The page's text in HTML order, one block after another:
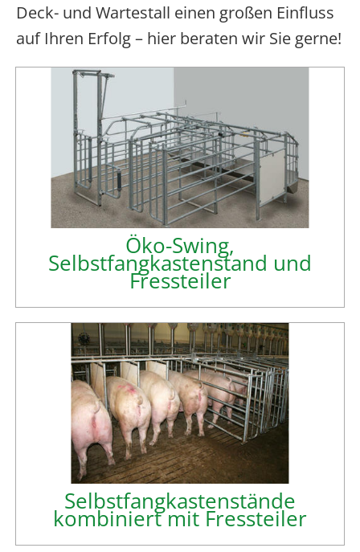
Deck- und Wartestall einen großen Einfluss
auf Ihren Erfolg – hier beraten wir Sie gerne!
Öko-Swing,
Selbstfangkastenstand und
Fressteiler
Selbstfangkastenstände
kombiniert mit Fressteiler